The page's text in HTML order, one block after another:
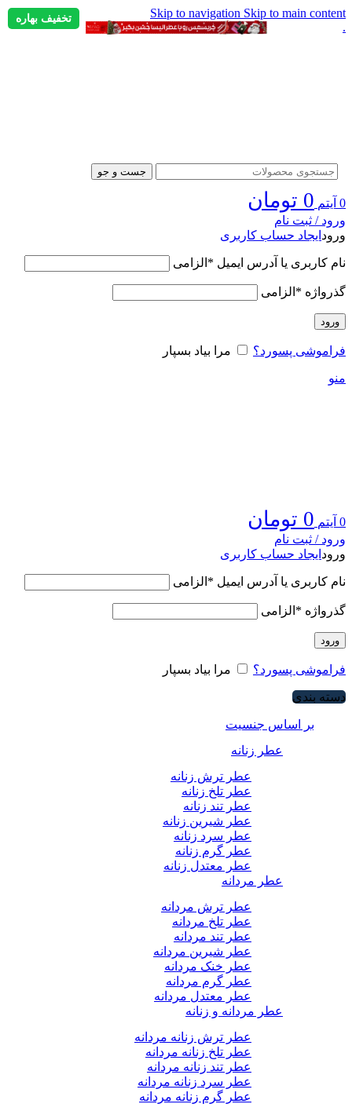
Skip to navigation Skip to main content
.
جست و جو
0 آیتم 0 تومان
ورود / ثبت نام
ورود ایجاد حساب کاربری
نام کاربری یا آدرس ایمیل * الزامی
گذرواژه * الزامی
ورود
فراموشی پسورد؟ مرا بیاد بسپار
منو
0 آیتم 0 تومان
ورود / ثبت نام
ورود ایجاد حساب کاربری
نام کاربری یا آدرس ایمیل * الزامی
گذرواژه * الزامی
ورود
فراموشی پسورد؟ مرا بیاد بسپار
دسته بندی
بر اساس جنسیت
عطر زنانه
عطر ترش زنانه
عطر تلخ زنانه
عطر تند زنانه
عطر شیرین زنانه
عطر سرد زنانه
عطر گرم زنانه
عطر معتدل زنانه
عطر مردانه
عطر ترش مردانه
عطر تلخ مردانه
عطر تند مردانه
عطر شیرین مردانه
عطر خنک مردانه
عطر گرم مردانه
عطر معتدل مردانه
عطر مردانه و زنانه
عطر ترش زنانه مردانه
عطر تلخ زنانه مردانه
عطر تند زنانه مردانه
عطر سرد زنانه مردانه
عطر گرم زنانه مردانه
تخفیف بهاره